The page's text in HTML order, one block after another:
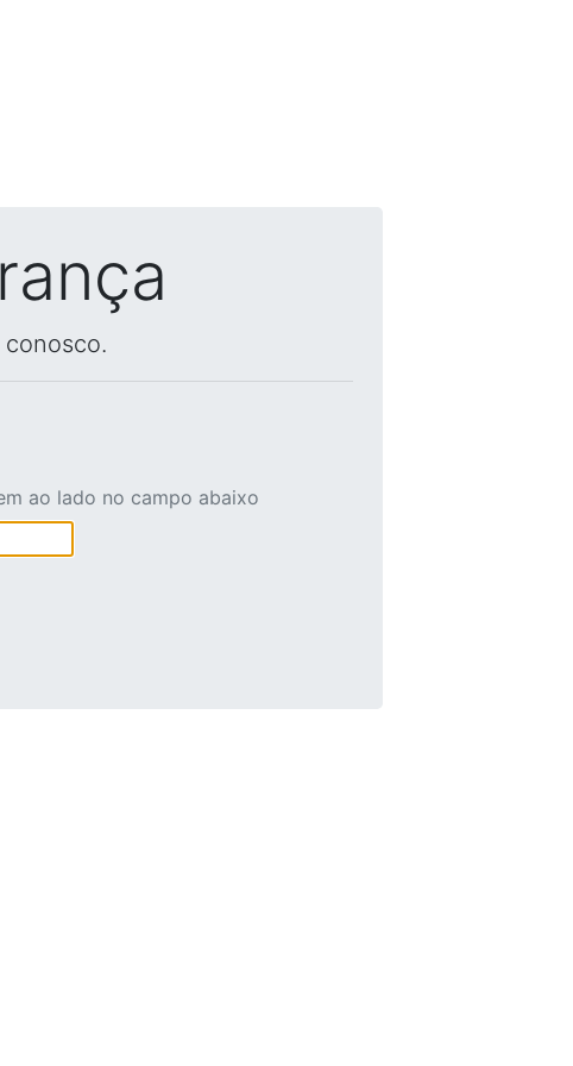
ao lado no campo abaixo